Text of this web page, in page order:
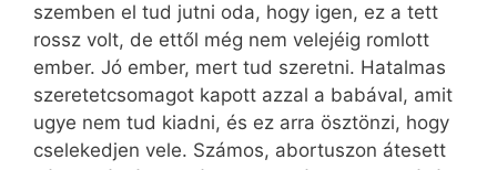
szemben el tud jutni oda, hogy igen, ez a tett
rossz volt, de ettől még nem velejéig romlott
ember. Jó ember, mert tud szeretni. Hatalmas
szeretetcsomagot kapott azzal a babával, amit
ugye nem tud kiadni, és ez arra ösztönzi, hogy
cselekedjen vele. Számos, abortuszon átesett